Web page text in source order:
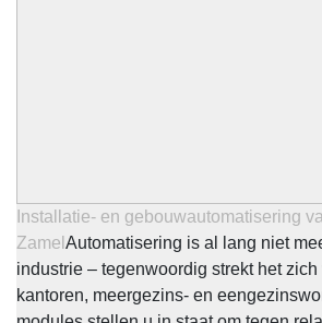
Installatie- en gebouwautomatisering
Zamel Automatisering is al lang niet
industrie – tegenwoordig strekt het
kantoren, meergezins- en